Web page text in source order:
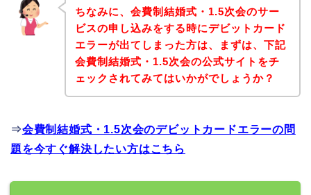
ちなみに、会費制結婚式・1.5次会のサー
ビスの申し込みをする時にデビットカード
エラーが出てしまった方は、まずは、下記
会費制結婚式・1.5次会の公式サイトをチ
ェックされてみてはいかがでしょうか？
⇒会費制結婚式・1.5次会のデビットカードエラーの問
題を今すぐ解決したい方はこちら